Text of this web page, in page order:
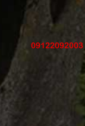
09122092003